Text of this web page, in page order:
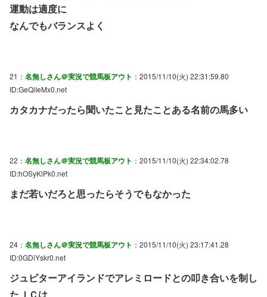
運動は適度に
なんでもバランスよく
21： 名無しさん＠実況で競馬板アウト ：2015/11/10(火) 22:31:59.80
ID:GeQiIeMx0.net
カタカナだったら聞いたこと見たことある名前の馬多い
22： 名無しさん＠実況で競馬板アウト ：2015/11/10(火) 22:34:02.78
ID:hOSyKlPk0.net
まだ若いだろと思ったらそうでもなかった
24： 名無しさん＠実況で競馬板アウト ：2015/11/10(火) 23:17:41.28
ID:0GDiYskr0.net
ジュピターアイランドでアレミロードとの叩き合いを制し